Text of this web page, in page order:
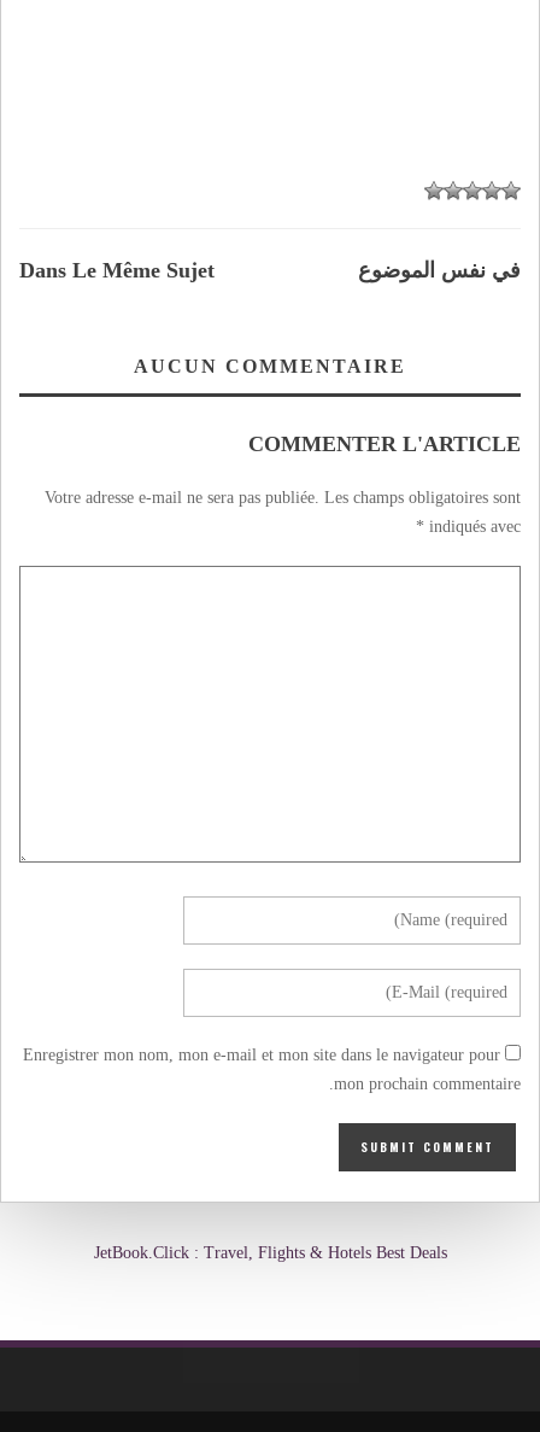
Dans Le Même Sujet في نفس الموضوع
AUCUN COMMENTAIRE
COMMENTER L'ARTICLE
Votre adresse e-mail ne sera pas publiée. Les champs obligatoires sont
indiqués avec
*
Enregistrer mon nom, mon e-mail et mon site dans le navigateur pour
mon prochain commentaire.
JetBook.Click : Travel, Flights & Hotels Best Deals